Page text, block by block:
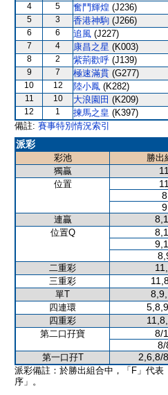
4 5 奮鬥輝煌 (J236)
5 3 香港神駒 (J266)
6 6 追風 (J227)
7 4 康昌之星 (K003)
8 2 紫荊歡呼 (J139)
9 7 極速滿貫 (G277)
10 12 陸小鳳 (K282)
11 10 大浪園田 (K209)
12 1 揀馬之皇 (K397)
備註: 賽事特別情況索引
派彩
彩池 勝出
獨贏
11
位置 11
8
9
連贏
位置Q
二重彩
三重彩
單T
四連環
四重彩
第二口孖寶 8/
8/
第一口孖T 2,6,8/
派彩備註：於勝出組合中，「F」代
序」。